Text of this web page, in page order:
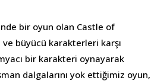
bir oyun olan Castle of
büyücü karakterleri karşı
bir karakteri oynayarak
dalgalarını yok ettiğimiz oyun,